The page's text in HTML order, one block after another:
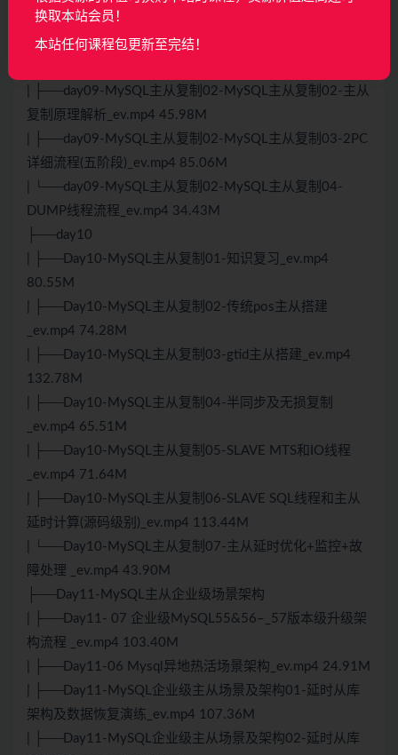
复制简介_ev.mp4 27.25M
| ├──day09-MySQL主从复制02-MySQL主从复制02-
| ├──day09-MySQL主从复制02-MySQL主从复制02-主从
复制原理解析_ev.mp4 45.98M
| ├──day09-MySQL主从复制02-MySQL主从复制03-2PC
详细流程(五阶段)_ev.mp4 85.06M
| └──day09-MySQL主从复制02-MySQL主从复制04-
DUMP线程流程_ev.mp4 34.43M
├──day10
| ├──Day10-MySQL主从复制01-知识复习_ev.mp4
80.55M
| ├──Day10-MySQL主从复制02-传统pos主从搭建
_ev.mp4 74.28M
| ├──Day10-MySQL主从复制03-gtid主从搭建_ev.mp4
132.78M
| ├──Day10-MySQL主从复制04-半同步及无损复制
_ev.mp4 65.51M
| ├──Day10-MySQL主从复制05-SLAVE MTS和IO线程
_ev.mp4 71.64M
| ├──Day10-MySQL主从复制06-SLAVE SQL线程和主从
延时计算(源码级别)_ev.mp4 113.44M
| └──Day10-MySQL主从复制07-主从延时优化+监控+故
障处理 _ev.mp4 43.90M
├──Day11-MySQL主从企业级场景架构
| ├──Day11- 07 企业级MySQL55&56–_57版本级升级架
构流程 _ev.mp4 103.40M
| ├──Day11-06 Mysql异地热活场景架构_ev.mp4 24.91M
| ├──Day11-MySQL企业级主从场景及架构01-延时从库
架构及数据恢复演练_ev.mp4 107.36M
| ├──Day11-MySQL企业级主从场景及架构02-延时从库
换取本站会员！
本站任何课程包更新至完结！